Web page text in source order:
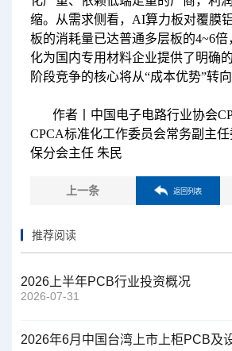
缩。从需求侧看，AI算力板对覆膜
板的消耗量已达普通多层板的4~6
化为国内专用材料企业提供了明确
阶段竞争的核心将从“成本优势”转向
作者丨中国电子电路行业协会
CPCA标准化工作委员会常务副主
保分会主任 朱民
上一条 返回列表
推荐阅读
2026上半年PCB行业投资概况
2026-07-31
2026年6月中国台湾上市上柜PCB及